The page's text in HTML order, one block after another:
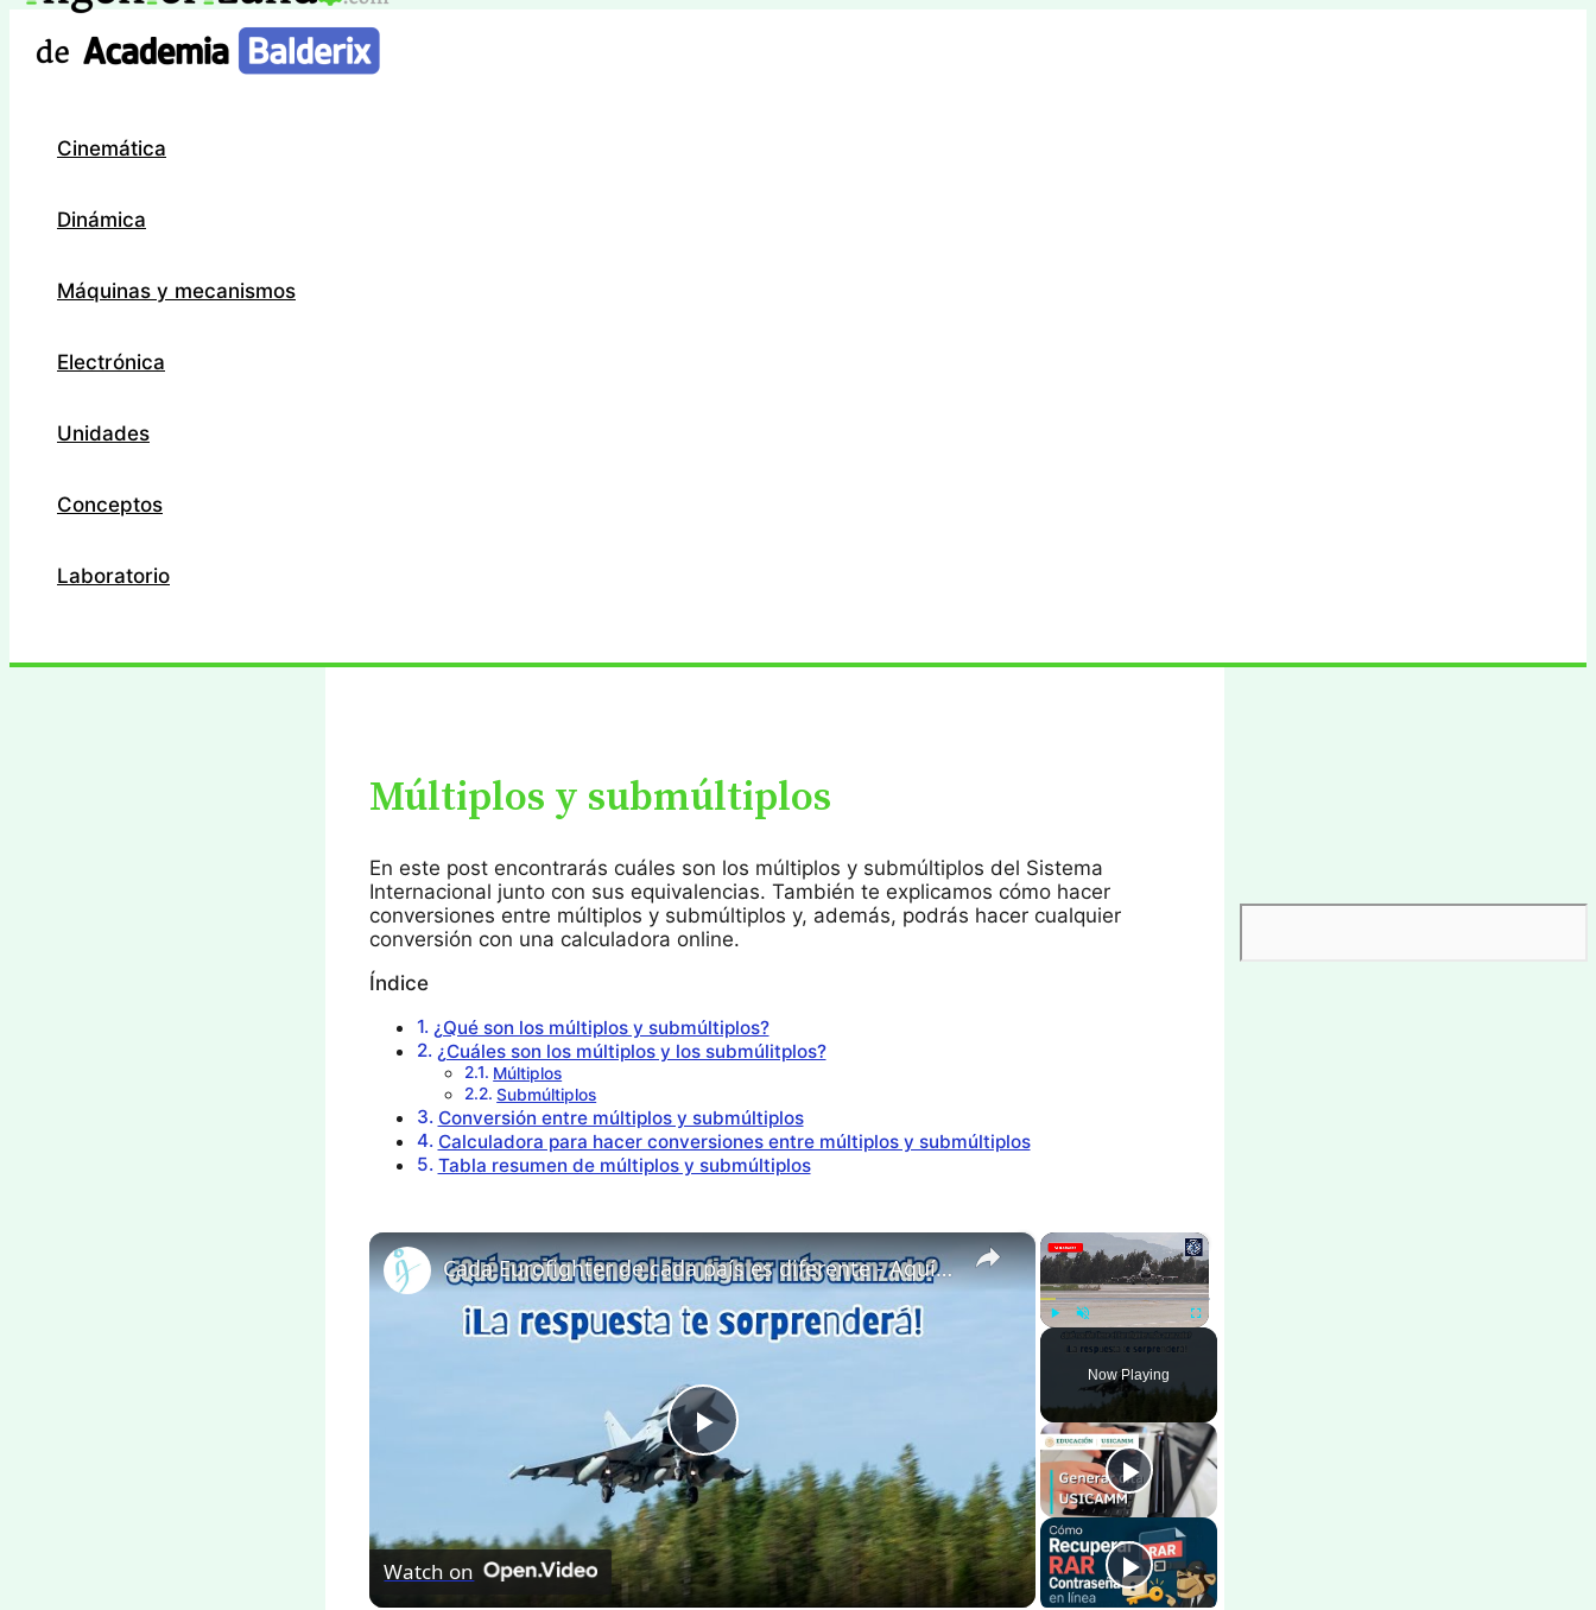
contenido
Cinemática
Dinámica
Máquinas y mecanismos
Electrónica
Unidades
Conceptos
Laboratorio
Múltiplos y submúltiplos
En este post encontrarás cuáles son los múltiplos y submúltiplos del Sistema
Internacional junto con sus equivalencias. También te explicamos cómo hacer
conversiones entre múltiplos y submúltiplos y, además, podrás hacer cualquier
conversión con una calculadora online.
Índice
¿Qué son los múltiplos y submúltiplos?
¿Cuáles son los múltiplos y los submúlitplos?
Múltiplos
Submúltiplos
Conversión entre múltiplos y submúltiplos
Calculadora para hacer conversiones entre múltiplos y submúltiplos
Tabla resumen de múltiplos y submúltiplos
×
Fullscreen
Now Playing
×
Play
Video
Cada Eurofighter de cada país es diferente - Aquí está el porqué
Watch on